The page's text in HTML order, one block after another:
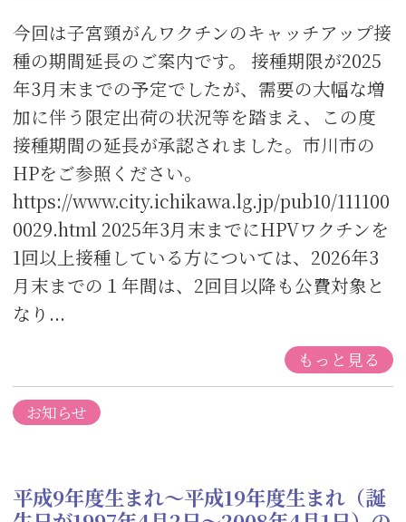
今回は子宮頸がんワクチンのキャッチアップ接
種の期間延長のご案内です。 接種期限が2025
年3月末までの予定でしたが、需要の大幅な増
加に伴う限定出荷の状況等を踏まえ、この度
接種期間の延長が承認されました。市川市の
HPをご参照ください。
https://www.city.ichikawa.lg.jp/pub10/111100
0029.html 2025年3月末までにHPVワクチンを
1回以上接種している方については、2026年3
月末までの１年間は、2回目以降も公費対象と
なり...
もっと見る
お知らせ
平成9年度生まれ～平成19年度生まれ（誕